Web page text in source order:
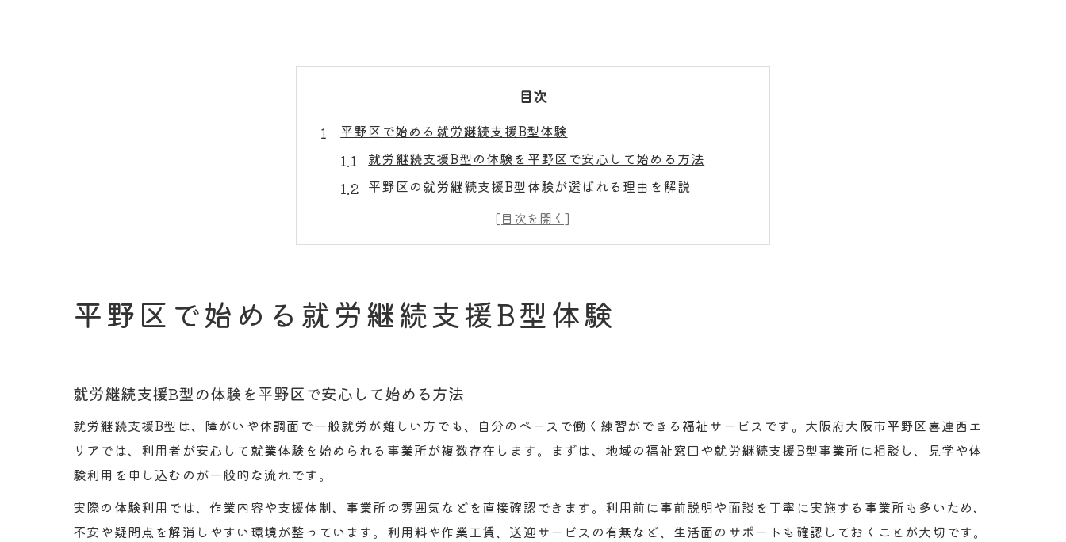
目次
平野区で始める就労継続支援B型体験
就労継続支援B型の体験を平野区で安心して始める方法
平野区の就労継続支援B型体験が選ばれる理由を解説
就労継続支援B型事業所一覧で平野区の選択肢を確認
就労継続支援B型 利用者募集情報と体験利用の流れ
就労継続支援B型の仕組みを大阪市で学ぶ
大阪市の就労継続支援B型一覧と各施設の特徴紹介
就労継続支援B型と大阪市の他支援サービスの違い
体験利用から始めるB型支援の安心ポイント
B型支援の体験利用から本利用へのステップ解説
平野区で始める就労継続支援B型体験
就労継続支援B型の体験を平野区で安心して始める方法
就労継続支援B型は、障がいや体調面で一般就労が難しい方でも、自分のペースで働く練習ができる福祉サービスです。大阪府大阪市平野区喜連西エ
リアでは、利用者が安心して就業体験を始められる事業所が複数存在します。まずは、地域の福祉窓口や就労継続支援B型事業所に相談し、見学や体
験利用を申し込むのが一般的な流れです。
実際の体験利用では、作業内容や支援体制、事業所の雰囲気などを直接確認できます。利用前に事前説明や面談を丁寧に実施する事業所も多いため、
不安や疑問点を解消しやすい環境が整っています。利用料や作業工賃、送迎サービスの有無など、生活面のサポートも確認しておくことが大切です。